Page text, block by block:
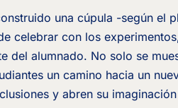
una cúpula -según el
celebrar con los
del alumnado. No solo se
un camino hacia un
y abren su